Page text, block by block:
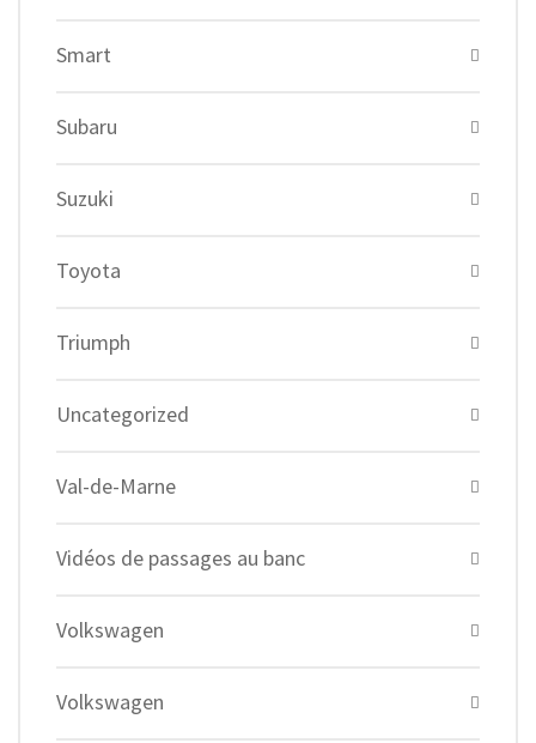
Smart
Subaru
Suzuki
Toyota
Triumph
Uncategorized
Val-de-Marne
Vidéos de passages au banc
Volkswagen
Volkswagen